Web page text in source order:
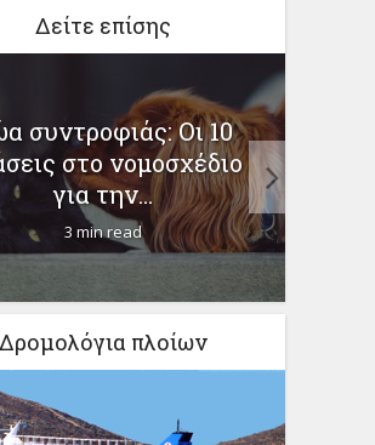
Δείτε επίσης
συντροφιάς: Oι 10
στο νομοσχέδιο
για την...
3 min read
Δρομολόγια πλοίων